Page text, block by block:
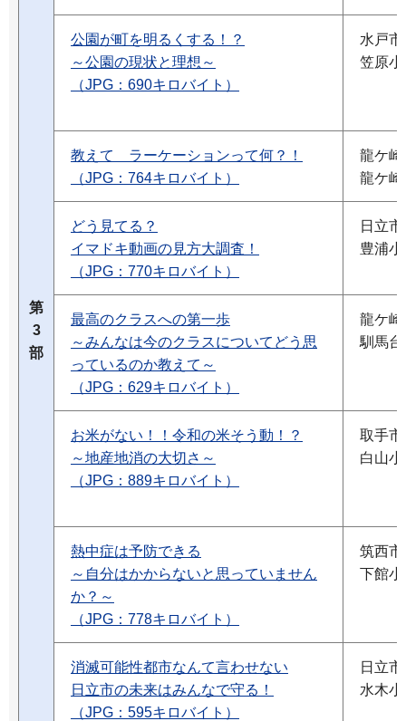
第
3
部
公園が町を明るくする！？
～公園の現状と理想～
（JPG：690キロバイト）
水戸
笠原
教えて ラーケーションって何？！
（JPG：764キロバイト）
龍ケ
龍ケ
どう見てる？
イマドキ動画の見方大調査！
（JPG：770キロバイト）
日立
豊浦
最高のクラスへの第一歩
～みんなは今のクラスについてどう思
っているのか教えて～
（JPG：629キロバイト）
龍ケ
馴馬
お米がない！！令和の米そう動！？
～地産地消の大切さ～
（JPG：889キロバイト）
取手市
白山
熱中症は予防できる
～自分はかからないと思っていません
か？～
（JPG：778キロバイト）
筑西市
下館
消滅可能性都市なんて言わせない
日立市の未来はみんなで守る！
（JPG：595キロバイト）
日立
水木